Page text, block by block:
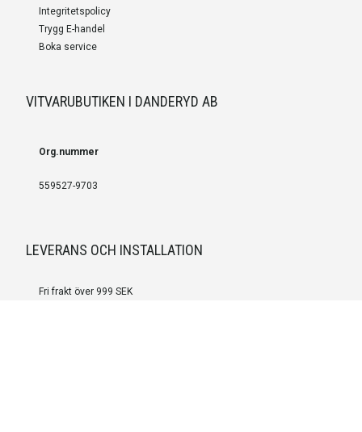
Integritetspolicy
Trygg E-handel
Boka service
VITVARUBUTIKEN I DANDERYD AB
Org.nummer
559527-9703
LEVERANS OCH INSTALLATION
Fri frakt över 999 SEK